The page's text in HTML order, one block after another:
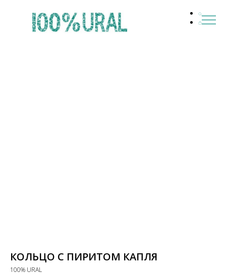
КОЛЬЦО С ПИРИТОМ КАПЛЯ
100% URAL